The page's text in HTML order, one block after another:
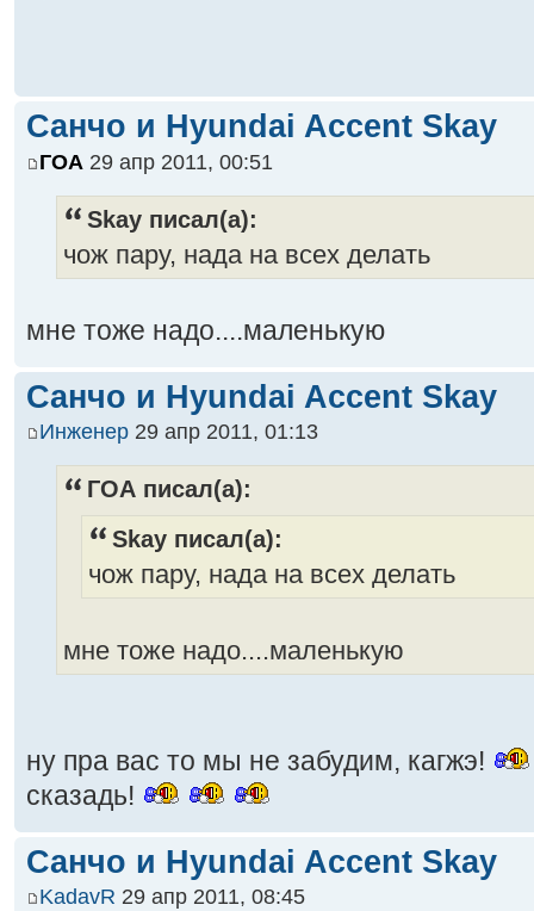
Санчо и Hyundai Accent Skay
ГОА 29 апр 2011, 00:51
Skay писал(а):
чож пару, нада на всех делать
мне тоже надо....маленькую
Санчо и Hyundai Accent Skay
Инженер 29 апр 2011, 01:13
ГОА писал(а):
Skay писал(а):
чож пару, нада на всех делать
мне тоже надо....маленькую
ну пра вас то мы не забудим, кагжэ!
сказадь!
Санчо и Hyundai Accent Skay
KadavR 29 апр 2011, 08:45